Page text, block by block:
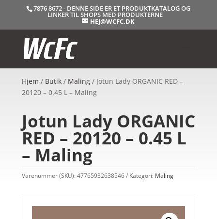
7876 8672 - DENNE SIDE ER ET PRODUKTKATALOG OG
LINKER TIL SHOPS MED PRODUKTERNE
HEJ@WCFC.DK
Hjem / Butik/ Maling/ Jotun Lady ORGANIC RED –
20120 – 0.45 L – Maling
Jotun Lady ORGANIC
RED – 20120 – 0.45 L
– Maling
Varenummer (SKU):47765932638546 Kategori: Maling